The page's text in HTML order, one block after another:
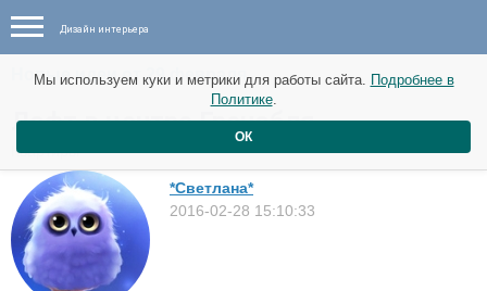
Дизайн интерьера
Новые идеи от 29 февраля
Лофт в центре Гренобля
Квартиры
*Светлана*
2016-02-28 15:10:33
Мы используем куки и метрики для работы сайта. Подробнее в
Политике.
ОК